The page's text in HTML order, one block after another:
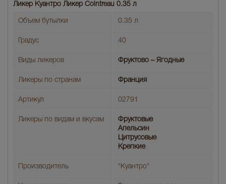
Ликер Куантро Ликер Cointreau 0.35 л
Объем бутылки 0.35 л
Градус 40
Виды ликеров Фруктово – Ягодные
Ликеры по странам Франция
Артикул 02791
Ликеры по видам и вкусам
Фруктовые
Апельсин
Цитрусовые
Крепкие
Производитель "Куантро"